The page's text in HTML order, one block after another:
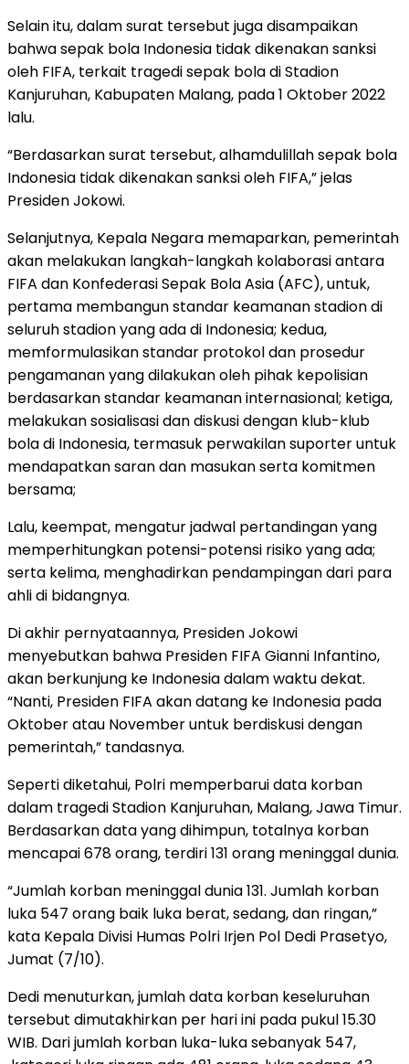
Selain itu, dalam surat tersebut juga disampaikan
bahwa sepak bola Indonesia tidak dikenakan sanksi
oleh FIFA, terkait tragedi sepak bola di Stadion
Kanjuruhan, Kabupaten Malang, pada 1 Oktober 2022
lalu.
“Berdasarkan surat tersebut, alhamdulillah sepak bola
Indonesia tidak dikenakan sanksi oleh FIFA,” jelas
Presiden Jokowi.
Selanjutnya, Kepala Negara memaparkan, pemerintah
akan melakukan langkah-langkah kolaborasi antara
FIFA dan Konfederasi Sepak Bola Asia (AFC), untuk,
pertama membangun standar keamanan stadion di
seluruh stadion yang ada di Indonesia; kedua,
memformulasikan standar protokol dan prosedur
pengamanan yang dilakukan oleh pihak kepolisian
berdasarkan standar keamanan internasional; ketiga,
melakukan sosialisasi dan diskusi dengan klub-klub
bola di Indonesia, termasuk perwakilan suporter untuk
mendapatkan saran dan masukan serta komitmen
bersama;
Lalu, keempat, mengatur jadwal pertandingan yang
memperhitungkan potensi-potensi risiko yang ada;
serta kelima, menghadirkan pendampingan dari para
ahli di bidangnya.
Di akhir pernyataannya, Presiden Jokowi
menyebutkan bahwa Presiden FIFA Gianni Infantino,
akan berkunjung ke Indonesia dalam waktu dekat.
“Nanti, Presiden FIFA akan datang ke Indonesia pada
Oktober atau November untuk berdiskusi dengan
pemerintah,” tandasnya.
Seperti diketahui, Polri memperbarui data korban
dalam tragedi Stadion Kanjuruhan, Malang, Jawa Timur.
Berdasarkan data yang dihimpun, totalnya korban
mencapai 678 orang, terdiri 131 orang meninggal dunia.
“Jumlah korban meninggal dunia 131. Jumlah korban
luka 547 orang baik luka berat, sedang, dan ringan,”
kata Kepala Divisi Humas Polri Irjen Pol Dedi Prasetyo,
Jumat (7/10).
Dedi menuturkan, jumlah data korban keseluruhan
tersebut dimutakhirkan per hari ini pada pukul 15.30
WIB. Dari jumlah korban luka-luka sebanyak 547,